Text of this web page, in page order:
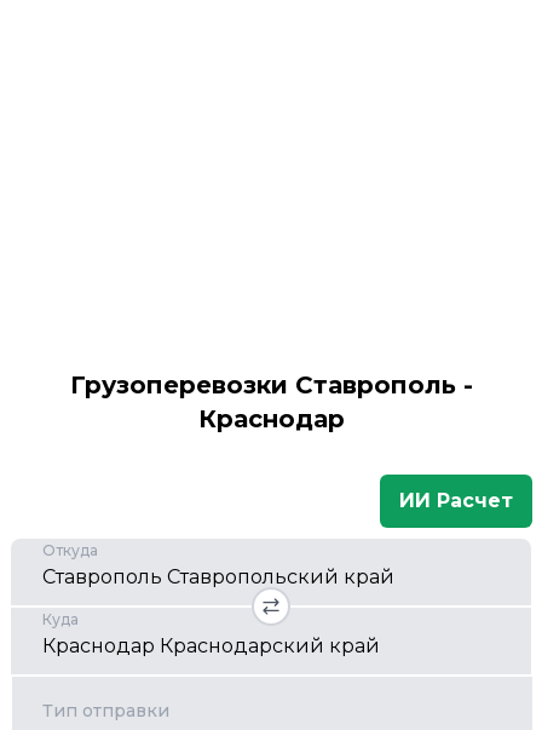
Грузоперевозки Ставрополь -
Краснодар
ИИ Расчет
Откуда
Куда
Тип отправки